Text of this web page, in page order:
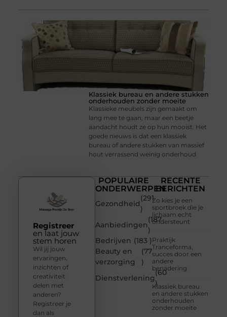
Klassiek bureau en andere stukken
onderhouden zonder moeite
Klassieke meubels zijn gemaakt om
lang mee te gaan, maar een beetje
aandacht houdt ze op hun mooist. Het
goede nieuws is dat een klassiek
bureau of andere stukken van massief
hout verrassend weinig onderhoud
POPULAIRE
ONDERWERPEN
Gezondheid
(291
)
Aanbiedingen
(187
)
Bedrijven (183 )
Beauty en
verzorging
(77
)
Dienstverlening
(60
)
RECENTE
BERICHTEN
Zo kies je een
sportbroek die je
lichaam echt
ondersteunt
Praktijk
Tranceforma,
succes door een
andere
benadering
Klassiek bureau
en andere stukken
onderhouden
zonder moeite
Registreer
en laat jouw
stem horen
Wil jij jouw
ervaringen,
inzichten of
creativiteit
delen met
anderen?
Registreer je
dan als